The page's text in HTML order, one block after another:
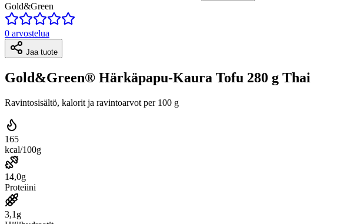
Gold&Green
0 arvostelua
Jaa tuote
Gold&Green® Härkäpapu-Kaura Tofu 280 g Thai
Ravintosisältö, kalorit ja ravintoarvot per 100 g
165
kcal/100g
14,0g
Proteiini
3,1g